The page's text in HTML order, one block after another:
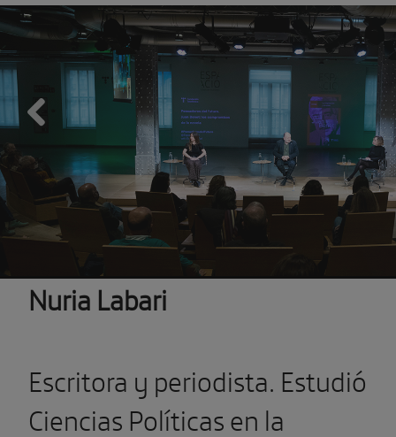
Nuria Labari
Escritora y periodista. Estudió
Ciencias Políticas en la